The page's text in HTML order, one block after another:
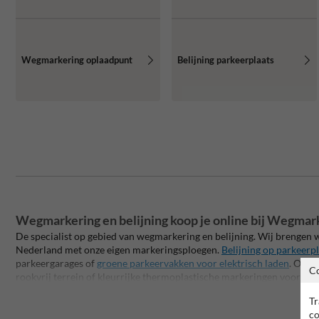
Wegmarkering oplaadpunt Belijning parkeerplaats
Wegmarkering en belijning koop je online bij
De specialist op gebied van wegmarkering en belijning. Wij brengen
Nederland met onze eigen markeringsploegen. Belijning op
parkeergarages of groene parkeervakken voor elektrisch laden. Of
rookvrij terrein of kleurrijke thermoplastische markeringen voor op
tijdelijke krijtspray's in blikken of spuitbussen met bijbehorend